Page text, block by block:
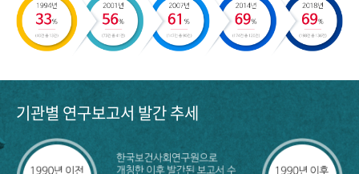
기관별 연구보고서 발간 추세